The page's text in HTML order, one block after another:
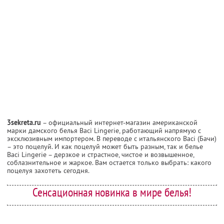
3sekreta.ru – официальный интернет-магазин американской
марки дамского белья Baci Lingerie, работающий напрямую с
эксклюзивным импортером. В переводе с итальянского Baci (Бачи)
– это поцелуй. И как поцелуй может быть разным, так и белье
Baci Lingerie – дерзкое и страстное, чистое и возвышенное,
соблазнительное и жаркое. Вам остается только выбрать: какого
поцелуя захотеть сегодня.
Сенсационная новинка в мире белья!